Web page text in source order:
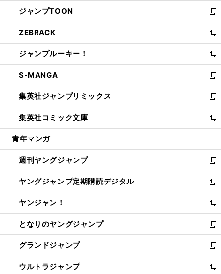
く
で
開
く
ド
ウ
で
開
く
ウ
ィ
ン
ド
ウ
で
開
く
し
い
ウ
ィ
ン
ド
ウ
で
開
く
ジャンプTOON
新
し
い
ウ
ィ
ン
ド
ウ
で
開
く
ZEBRACK
新
し
い
ウ
ィ
ン
ド
ウ
で
開
ジャンプルーキー！
新
し
い
ウ
ィ
ン
ド
ウ
開
く
S-MANGA
新
し
い
ウ
ィ
ン
ウ
で
開
く
集英社ジャンプリミックス
新
し
い
ウ
ン
ド
ウ
で
開
く
集英社コミック文庫
新
し
ウ
ィ
ン
ド
ウ
で
開
く
青年マンガ
週刊ヤングジャンプ
新
し
い
ウ
ィ
ン
ド
ウ
で
開
く
ヤングジャンプ定期購読デジタル
新
し
い
ウ
ィ
ン
ド
ウ
で
ヤンジャン！
新
し
い
ウ
ィ
ン
ド
となりのヤングジャンプ
新
し
い
ウ
ィ
グランドジャンプ
新
し
い
ウルトラジャンプ
新